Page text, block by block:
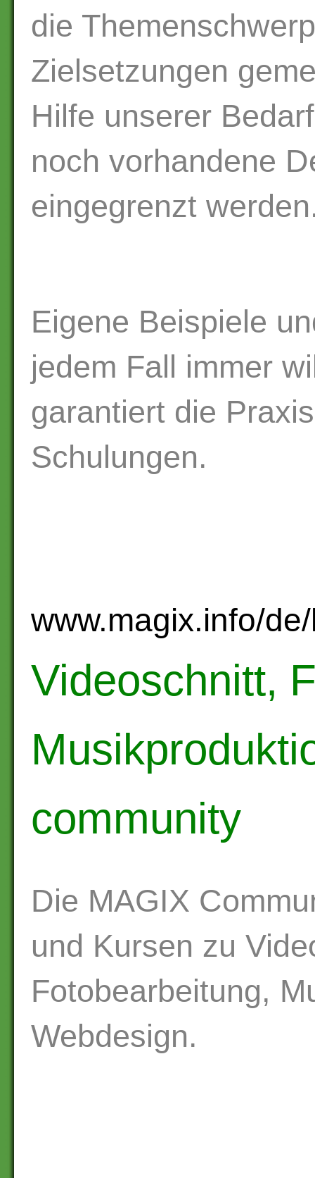
die
Zielsetzungen
Hilfe unserer
noch vorhandene
eingegrenzt
Eigene Beispiele
jedem Fall immer
garantiert die
Schulungen.
www.magix.info/
Videoschnitt,
community
Die MAGIX
und Kursen zu
Fotobearbeitung,
Webdesign.